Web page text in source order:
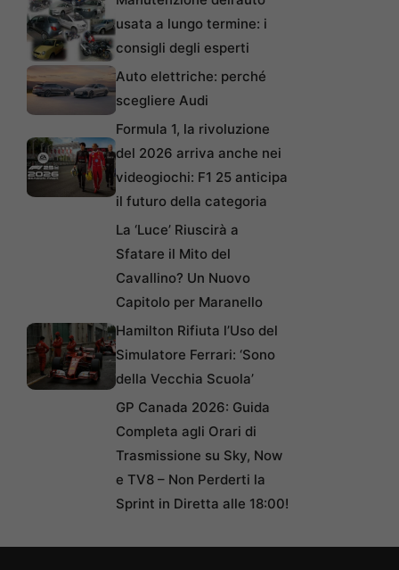
usata a lungo termine: i
consigli degli esperti
Auto elettriche: perché
scegliere Audi
Formula 1, la rivoluzione
del 2026 arriva anche nei
videogiochi: F1 25 anticipa
il futuro della categoria
La ‘Luce’ Riuscirà a
Sfatare il Mito del
Cavallino? Un Nuovo
Capitolo per Maranello
Hamilton Rifiuta l’Uso del
Simulatore Ferrari: ‘Sono
della Vecchia Scuola’
GP Canada 2026: Guida
Completa agli Orari di
Trasmissione su Sky, Now
e TV8 – Non Perderti la
Sprint in Diretta alle 18:00!